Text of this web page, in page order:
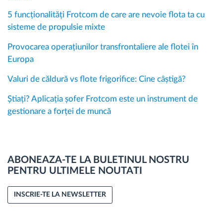
5 funcționalități Frotcom de care are nevoie flota ta cu
sisteme de propulsie mixte
Provocarea operațiunilor transfrontaliere ale flotei în
Europa
Valuri de căldură vs flote frigorifice: Cine câștigă?
Știați? Aplicația șofer Frotcom este un instrument de
gestionare a forței de muncă
ABONEAZA-TE LA BULETINUL NOSTRU
PENTRU ULTIMELE NOUTATI
INSCRIE-TE LA NEWSLETTER